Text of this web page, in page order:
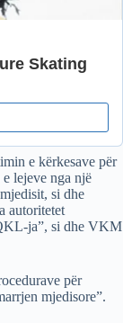
e kërkesave për
lejeve nga një
si dhe
autoritetet
ja”, si dhe VKM
për
mjedisore”.